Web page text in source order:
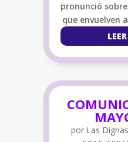
pronunció
que envuelven
por Las Dignas